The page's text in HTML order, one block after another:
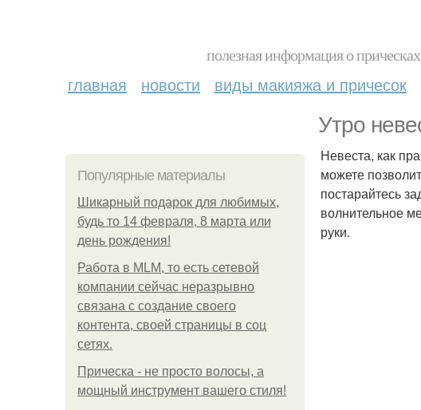
полезная информация о
главная новости виды макияжа и причесок
Утро
Популярные материалы
Шикарный подарок для любимых,
будь то 14 февраля, 8 марта или
день рождения!
Работа в MLM, то есть сетевой
компании сейчас неразрывно
связана с создание своего
контента, своей страницы в соц
сетях.
Прическа - не просто волосы, а
мощный инструмент вашего стиля!
Невеста, как
можете
постарайтесь
волнительное
руки.